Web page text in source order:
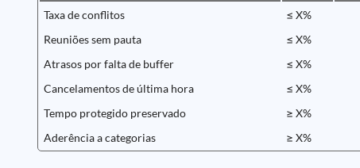
Taxa de conflitos
≤ X%
Reuniões sem pauta
≤ X%
Atrasos por falta de buffer
≤ X%
Cancelamentos de última hora
≤ X%
Tempo protegido preservado
≥ X%
Aderência a categorias
≥ X%